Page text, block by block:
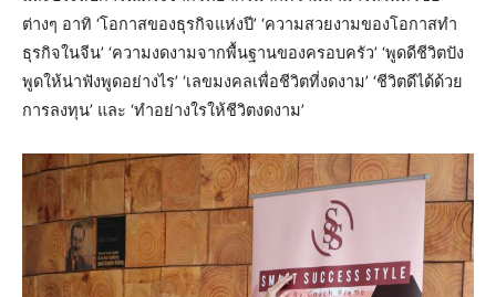
ต่างๆ อาทิ ‘โอกาสของธุรกิจแห่งปี’ ‘ความสวยงามของโอกาสทำ
ธุรกิจในจีน’ ‘ความงดงามจากพื้นฐานของครอบครัว’ ‘พูดดีชีวิตปัง
พูดให้น่าฟังพูดอย่างไร’ ‘เลขมงคลเพื่อชีวิตที่งดงาม’ ‘ชีวิตดีได้ด้วย
การลงทุน’ และ ‘ทำอย่างใรให้ชีวิตงดงาม’